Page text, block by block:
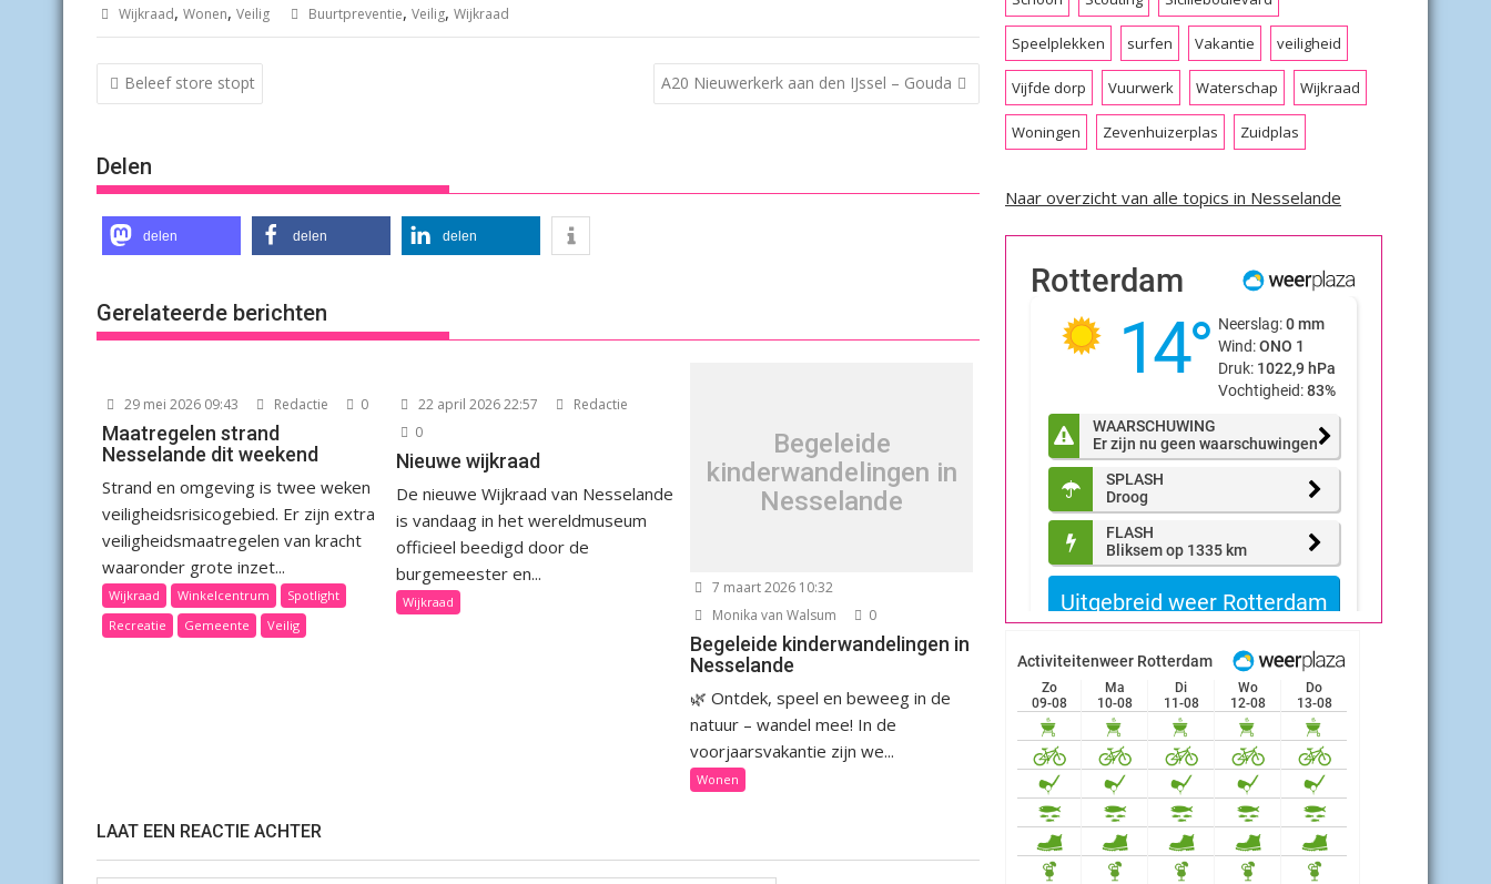
Wijkraad, Wonen, Veilig Buurtpreventie, Veilig, Wijkraad
Bericht
navigatie
Beleef store stopt A20 Nieuwerkerk aan den IJssel – Gouda
Delen
delen delen delen
Gerelateerde berichten
29 mei 2026 09:43 Redactie 0
Maatregelen strand
Nesselande dit weekend
Strand en omgeving is twee weken
veiligheidsrisicogebied. Er zijn extra
veiligheidsmaatregelen van kracht
waaronder grote inzet...
Wijkraad Winkelcentrum
Spotlight
Recreatie
Gemeente Veilig
22 april 2026 22:57
Redactie
0
Nieuwe wijkraad
De nieuwe Wijkraad van Nesselande
is vandaag in het wereldmuseum
officieel beedigd door de
burgemeester en...
Wijkraad
Begeleide
kinderwandelingen in
Nesselande
7 maart 2026 10:32
Monika van Walsum
0
Begeleide kinderwandelingen in
Nesselande
🌿 Ontdek, speel en beweeg in de
natuur – wandel mee! In de
voorjaarsvakantie zijn we...
Wonen
LAAT EEN REACTIE ACHTER
Speelplekken surfen Vakantie veiligheid
Vijfde dorp Vuurwerk Waterschap Wijkraad
Woningen Zevenhuizerplas Zuidplas
Naar overzicht van alle topics in Nesselande